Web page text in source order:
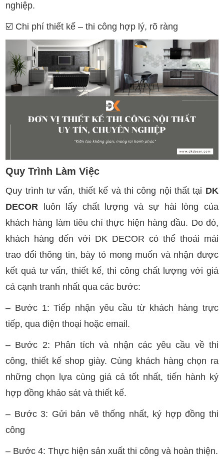
nghiệp.
☑️ Chi phí thiết kế – thi công hợp lý, rõ ràng
Quy Trình Làm Việc
Quy trình tư vấn, thiết kế và thi công nội thất tại DK
DECOR luôn lấy chất lượng và sự hài lòng của
khách hàng làm tiêu chí thực hiện hàng đầu. Do đó,
khách hàng đến với DK DECOR có thể thoải mái
trao đổi thông tin, bày tỏ mong muốn và nhận được
kết quả tư vấn, thiết kế, thi công chất lượng với giá
cả cạnh tranh nhất qua các bước:
– Bước 1: Tiếp nhận yêu cầu từ khách hàng trực
tiếp, qua điện thoại hoặc email.
– Bước 2: Phân tích và nhận các yêu cầu về thi
công, thiết kế shop giày. Cùng khách hàng chọn ra
những chọn lựa cùng giá cả tốt nhất, tiến hành ký
hợp đồng khảo sát và thiết kế.
– Bước 3: Gửi bản vẽ thống nhất, ký hợp đồng thi
công
– Bước 4: Thực hiện sản xuất thi công và hoàn thiện.